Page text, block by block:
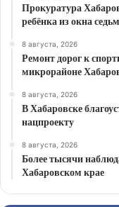
Прокуратура
ребёнка из окна
8 августа, 2026
Ремонт дорог к
микрорайоне
8 августа, 2026
В Хабаровске
нацпроекту
8 августа, 2026
Более тысячи
Хабаровском крае